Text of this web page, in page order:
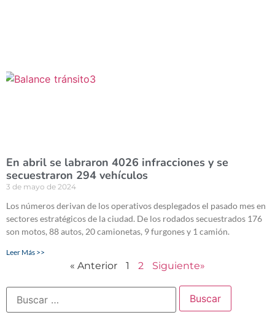
En abril se labraron 4026 infracciones y se
secuestraron 294 vehículos
3 de mayo de 2024
Los números derivan de los operativos desplegados el pasado mes en
sectores estratégicos de la ciudad. De los rodados secuestrados 176
son motos, 88 autos, 20 camionetas, 9 furgones y 1 camión.
Leer Más >>
« Anterior 1 2 Siguiente»